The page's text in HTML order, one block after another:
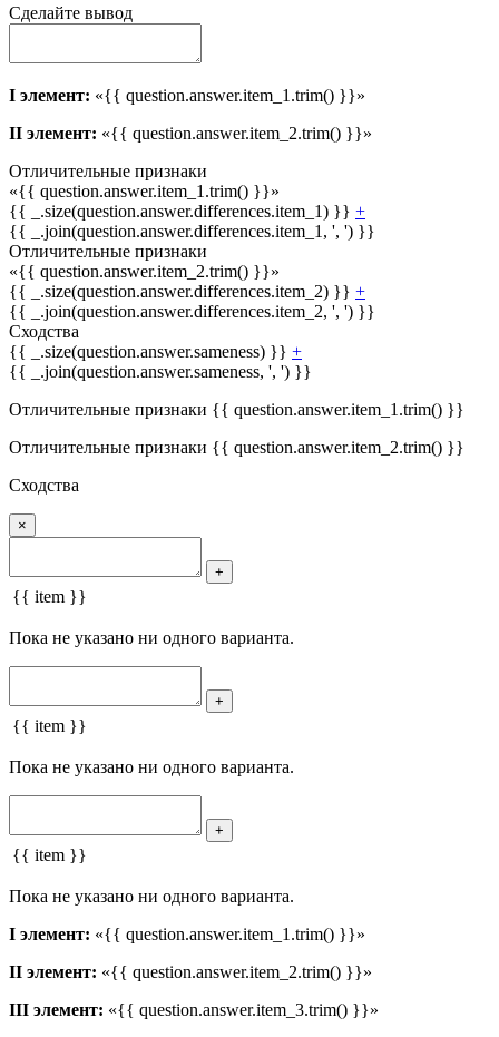
Сделайте вывод
I элемент: «{{ question.answer.item_1.trim() }}»
II элемент: «{{ question.answer.item_2.trim() }}»
Отличительные признаки
«{{ question.answer.item_1.trim() }}»
{{ _.size(question.answer.differences.item_1) }} +
{{ _.join(question.answer.differences.item_1, ', ') }}
Отличительные признаки
«{{ question.answer.item_2.trim() }}»
{{ _.size(question.answer.differences.item_2) }} +
{{ _.join(question.answer.differences.item_2, ', ') }}
Сходства
{{ _.size(question.answer.sameness) }} +
{{ _.join(question.answer.sameness, ', ') }}
Отличительные признаки {{ question.answer.item_1.trim() }}
Отличительные признаки {{ question.answer.item_2.trim() }}
Сходства
×
+
{{ item }}
Пока не указано ни одного варианта.
+
{{ item }}
Пока не указано ни одного варианта.
+
{{ item }}
Пока не указано ни одного варианта.
I элемент: «{{ question.answer.item_1.trim() }}»
II элемент: «{{ question.answer.item_2.trim() }}»
III элемент: «{{ question.answer.item_3.trim() }}»